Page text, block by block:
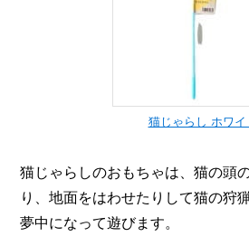
猫じゃらし ホワイ
猫じゃらしのおもちゃは、猫の頭
り、地面をはわせたりして猫の狩
夢中になって遊びます。